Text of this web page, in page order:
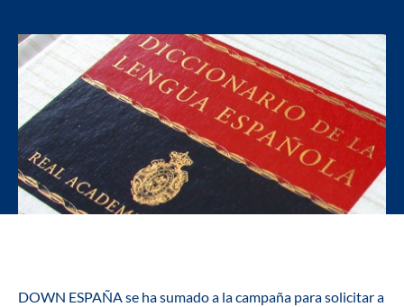
DOWN ESPAÑA se ha sumado a la campaña para solicitar a